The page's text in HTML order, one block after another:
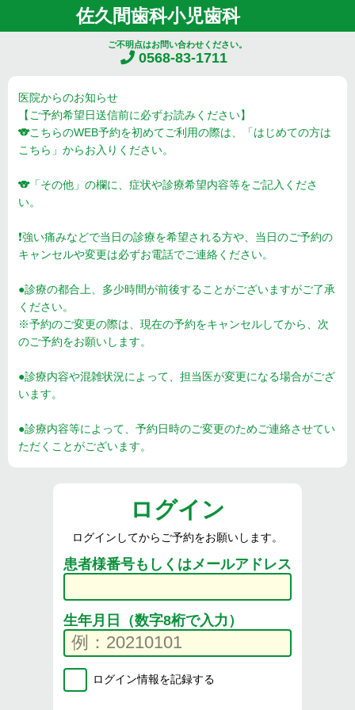
佐久間歯科小児歯科
ご不明点はお問い合わせください。
0568-83-1711
医院からのお知らせ
【ご予約希望日送信前に必ずお読みください】
🐨こちらのWEB予約を初めてご利用の際は、「はじめての方は
こちら」からお入りください。
🐨「その他」の欄に、症状や診療希望内容等をご記入くださ
い。
❗️強い痛みなどで当日の診療を希望される方や、当日のご予約の
キャンセルや変更は必ずお電話でご連絡ください。
●診療の都合上、多少時間が前後することがございますがご了承
ください。
※予約のご変更の際は、現在の予約をキャンセルしてから、次
のご予約をお願いします。
●診療内容や混雑状況によって、担当医が変更になる場合がござ
います。
●診療内容等によって、予約日時のご変更のためご連絡させてい
ただくことがございます。
ログイン
ログインしてからご予約をお願いします。
患者様番号もしくはメールアドレス
生年月日（数字8桁で入力）
ログイン情報を記録する